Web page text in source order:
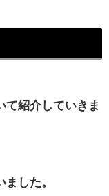
て紹介していきま
した。